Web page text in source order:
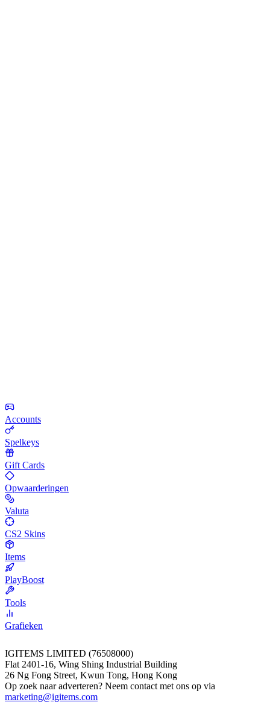
Accounts
Spelkeys
Gift Cards
Opwaarderingen
Valuta
CS2 Skins
Items
PlayBoost
Tools
Grafieken
IGITEMS LIMITED (76508000)
Flat 2401-16, Wing Shing Industrial Building
26 Ng Fong Street, Kwun Tong, Hong Kong
Op zoek naar adverteren? Neem contact met ons op via
marketing@igitems.com